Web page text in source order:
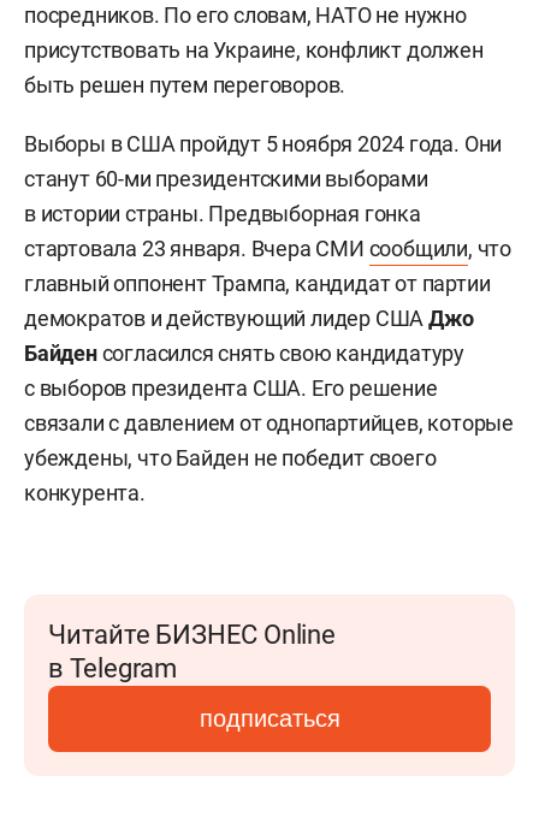
посредников. По его словам, НАТО не нужно
присутствовать на Украине, конфликт должен
быть решен путем переговоров.
Выборы в США пройдут 5 ноября 2024 года. Они
станут 60-ми президентскими выборами
в истории страны. Предвыборная гонка
стартовала 23 января. Вчера СМИ сообщили, что
главный оппонент Трампа, кандидат от партии
демократов и действующий лидер США Джо
Байденсогласился снять свою кандидатуру
с выборов президента США. Его решение
связали с давлением от однопартийцев, которые
убеждены, что Байден не победит своего
конкурента.
Читайте БИЗНЕС Online
в Telegram
подписаться